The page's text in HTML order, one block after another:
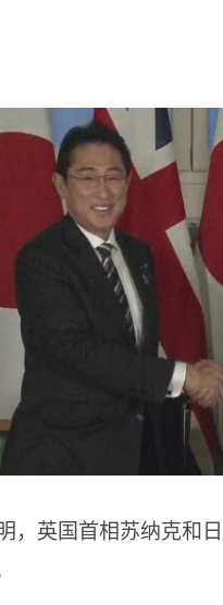
，英国首相苏纳克和